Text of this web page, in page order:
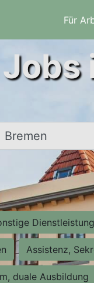
Für
Ort, Stadt
Assistenz,
duale Ausbildung